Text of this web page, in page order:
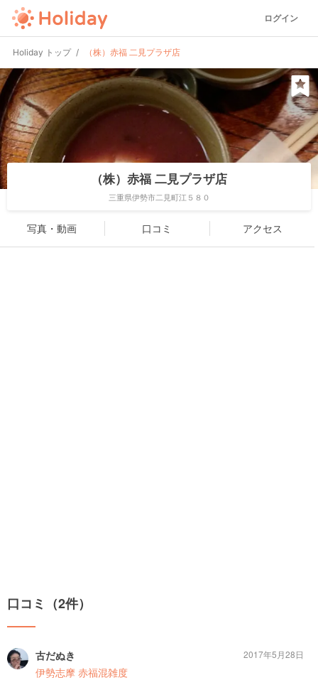
ログイン
Holiday トップ （株）赤福 二見プラザ店
（株）赤福 二見プラザ店
三重県伊勢市二見町江５８０
写真・動画 口コミ アクセス
口コミ（2件）
古だぬき
伊勢志摩 赤福混雑度
2017年5月28日